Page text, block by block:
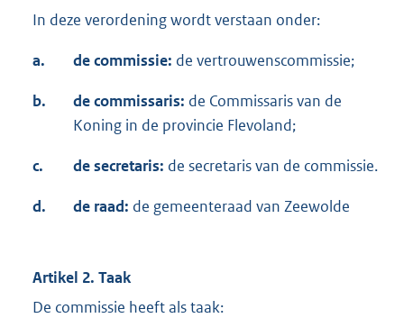
In deze verordening wordt verstaan onder:
a. de commissie: de vertrouwenscommissie;
b. de commissaris: de Commissaris van de
Koning in de provincie Flevoland;
c. de secretaris: de secretaris van de commissie.
d. de raad: de gemeenteraad van Zeewolde
Artikel 2. Taak
De commissie heeft als taak: